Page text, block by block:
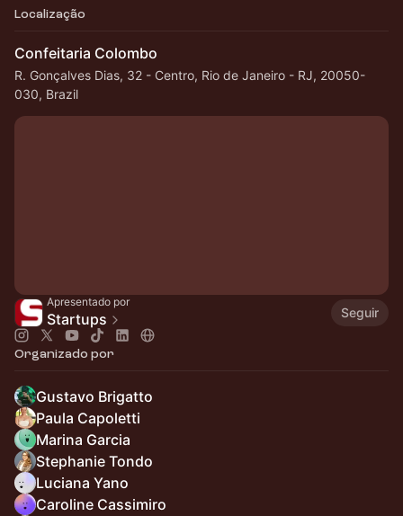
Localização
Confeitaria Colombo
R. Gonçalves Dias, 32 - Centro, Rio de Janeiro - RJ, 20050-
030, Brazil
Apresentado por
Startups Seguir
Organizado por
Gustavo Brigatto
Paula Capoletti
Marina Garcia
Stephanie Tondo
Luciana Yano
Caroline Cassimiro